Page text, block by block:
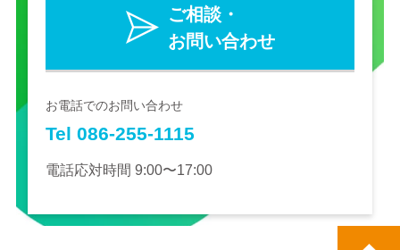
ご相談・
お問い合わせ
お電話でのお問い合わせ
Tel 086-255-1115
電話応対時間 9:00〜17:00